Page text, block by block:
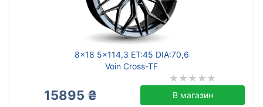
8x18 5x114,3 ET:45 DIA:70,6
Voin Cross-TF
15895 ₴ В магазин